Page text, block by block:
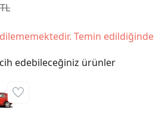
Temin edildiğinde
edebileceğiniz ürünler